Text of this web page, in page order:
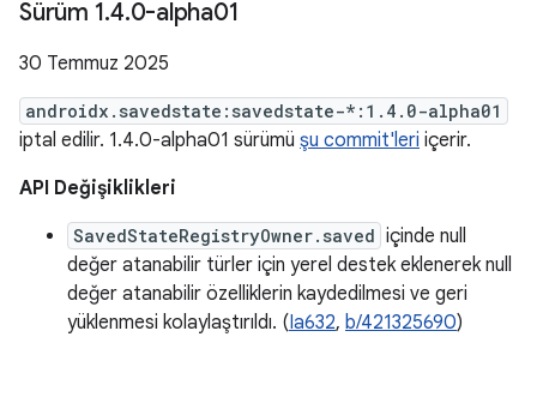
Sürüm 1.4.0-alpha01
30 Temmuz 2025
androidx.savedstate:savedstate-*:1.4.0-alpha01
iptal edilir. 1.4.0-alpha01 sürümü şu commit'leri içerir.
API Değişiklikleri
SavedStateRegistryOwner.saved içinde null
değer atanabilir türler için yerel destek eklenerek null
değer atanabilir özelliklerin kaydedilmesi ve geri
yüklenmesi kolaylaştırıldı. (Ia632, b/421325690)